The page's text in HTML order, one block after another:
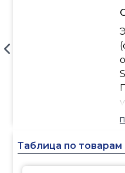
Таблица по товарам